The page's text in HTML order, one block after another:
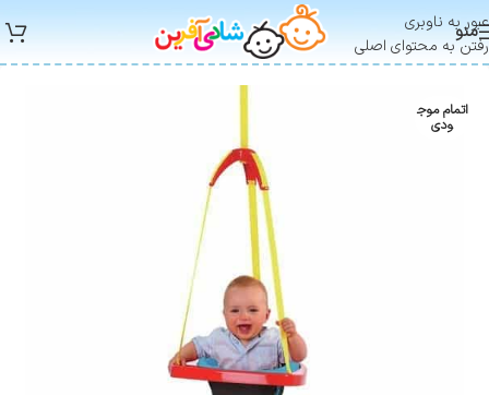
عبور به ناوبری
رفتن به محتوای اصلی
منو
اتمام موج
ودی